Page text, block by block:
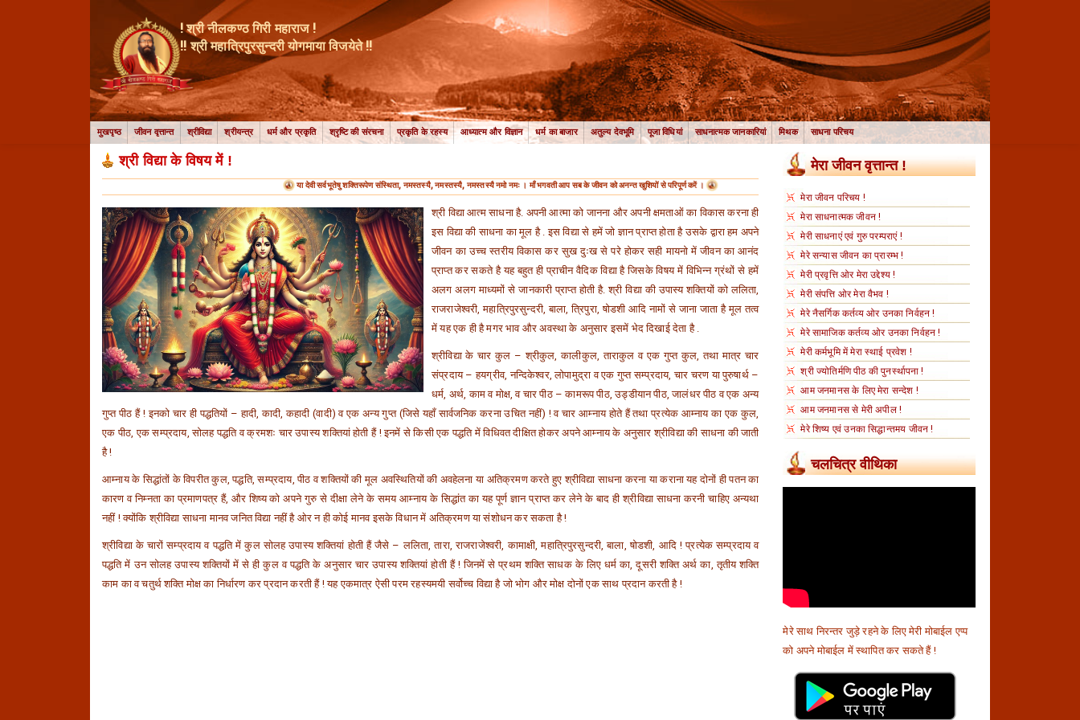
! श्री नीलकण्ठ गिरी महाराज !
!! श्री महात्रिपुरसुन्दरी योगमाया विजयेते !!
मुखपृष्ठ जीवन वृत्तान्त श्रीविद्या श्रीयन्त्र धर्म और प्रकृति श्रृष्टि की संरचना प्रकृति के रहस्य आध्यात्म और विज्ञान धर्म का बाजार अतुल्य देवभूमि पूजा विधियां साधनात्मक जानकारियां मिथक साधना परिचय
श्री विद्या के विषय में !
या देवी सर्वभूतेषु शक्तिरूपेण संस्थिता, नमस्तस्यै, नमस्तस्यै, नमस्तस्यै नमो नमः । माँ भगवती आप सब के जीवन को अनन्त खुशियों से परिपूर्ण करें ।
श्री विद्या आत्म साधना है. अपनी आत्मा को जानना और अपनी क्षमताओं का विकास करना ही
इस विद्या की साधना का मूल है . इस विद्या से हमें जो ज्ञान प्राप्त होता है उसके द्वारा हम अपने
जीवन का उच्च स्तरीय विकास कर सुख दुःख से परे होकर सही मायनो में जीवन का आनंद
प्राप्त कर सकते है यह बहुत ही प्राचीन वैदिक विद्या है जिसके विषय में विभिन्न ग्रंथों से हमें
अलग अलग माध्यमों से जानकारी प्राप्त होती है. श्री विद्या की उपास्य शक्तियों को ललिता,
राजराजेश्वरी, महात्रिपुरसुन्दरी, बाला, त्रिपुरा, षोडशी आदि नामों से जाना जाता है मूल तत्व
में यह एक ही है मगर भाव और अवस्था के अनुसार इसमें भेद दिखाई देता है .
श्रीविद्या के चार कुल – श्रीकुल, कालीकुल, ताराकुल व एक गुप्त कुल, तथा मात्र चार
संप्रदाय – हयग्रीव, नन्दिकेश्वर, लोपामुद्रा व एक गुप्त सम्प्रदाय, चार चरण या पुरुषार्थ –
धर्म, अर्थ, काम व मोक्ष, व चार पीठ – कामरूप पीठ, उड्डीयान पीठ, जालंधर पीठ व एक अन्य
गुप्त पीठ हैं ! इनको चार ही पद्धतियों – हादी, कादी, कहादी (वादी) व एक अन्य गुप्त (जिसे यहाँ सार्वजनिक करना उचित नहीं) ! व चार आम्नाय होते हैं तथा प्रत्येक आम्नाय का एक कुल,
एक पीठ, एक सम्प्रदाय, सोलह पद्धति व क्रमशः चार उपास्य शक्तियां होती हैं ! इनमें से किसी एक पद्धति में विधिवत दीक्षित होकर अपने आम्नाय के अनुसार श्रीविद्या की साधना की जाती
है !
आम्नाय के सिद्धांतों के विपरीत कुल, पद्धति, सम्प्रदाय, पीठ व शक्तियों की मूल अवस्थितियों की अवहेलना या अतिक्रमण करते हुए श्रीविद्या साधना करना या कराना यह दोनों ही पतन का
कारण व निम्नता का प्रमाणपत्र हैं, और शिष्य को अपने गुरु से दीक्षा लेने के समय आम्नाय के सिद्धांत का यह पूर्ण ज्ञान प्राप्त कर लेने के बाद ही श्रीविद्या साधना करनी चाहिए अन्यथा
नहीं ! क्योंकि श्रीविद्या साधना मानव जनित विद्या नहीं है ओर न ही कोई मानव इसके विधान में अतिक्रमण या संशोधन कर सकता है !
श्रीविद्या के चारों सम्प्रदाय व पद्धति में कुल सोलह उपास्य शक्तियां होती हैं जैसे – ललिता, तारा, राजराजेश्वरी, कामाक्षी, महात्रिपुरसुन्दरी, बाला, षोडशी, आदि ! प्रत्येक सम्प्रदाय व
पद्धति में उन सोलह उपास्य शक्तियों में से ही कुल व पद्धति के अनुसार चार उपास्य शक्तियां होती हैं ! जिनमें से प्रथम शक्ति साधक के लिए धर्म का, दूसरी शक्ति अर्थ का, तृतीय शक्ति
काम का व चतुर्थ शक्ति मोक्ष का निर्धारण कर प्रदान करती हैं ! यह एकमात्र ऐसी परम रहस्यमयी सर्वोच्च विद्या है जो भोग और मोक्ष दोनों एक साथ प्रदान करती है !
मेरा जीवन वृत्तान्त !
मेरा जीवन परिचय !
मेरा साधनात्मक जीवन !
मेरी साधनाएं एवं गुरु परम्पराएं !
मेरे सन्यास जीवन का प्रारम्भ !
मेरी प्रवृत्ति ओर मेरा उद्देश्य !
मेरी संपत्ति ओर मेरा वैभव !
मेरे नैसर्गिक कर्तव्य ओर उनका निर्वहन !
मेरे सामाजिक कर्तव्य ओर उनका निर्वहन !
मेरी कर्मभूमि में मेरा स्थाई प्रवेश !
श्री ज्योतिर्मणि पीठ की पुनर्स्थापना !
आम जनमानस के लिए मेरा सन्देश !
आम जनमानस से मेरी अपील !
मेरे शिष्य एवं उनका सिद्धान्तमय जीवन !
चलचित्र वीथिका
मेरे साथ निरन्तर जुड़े रहने के लिए मेरी मोबाईल एप्प
को अपने मोबाईल में स्थापित कर सकते हैं !